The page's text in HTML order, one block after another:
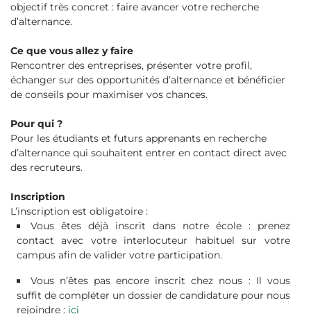
objectif très concret : faire avancer votre recherche
d’alternance.
Ce que vous allez y faire
Rencontrer des entreprises, présenter votre profil,
échanger sur des opportunités d’alternance et bénéficier
de conseils pour maximiser vos chances.
Pour qui ?
Pour les étudiants et futurs apprenants en recherche
d’alternance qui souhaitent entrer en contact direct avec
des recruteurs.
Inscription
L’inscription est obligatoire :
Vous êtes déjà inscrit dans notre école : prenez
contact avec votre interlocuteur habituel sur votre
campus afin de valider votre participation.
Vous n’êtes pas encore inscrit chez nous : Il vous
suffit de compléter un dossier de candidature pour nous
rejoindre : ici